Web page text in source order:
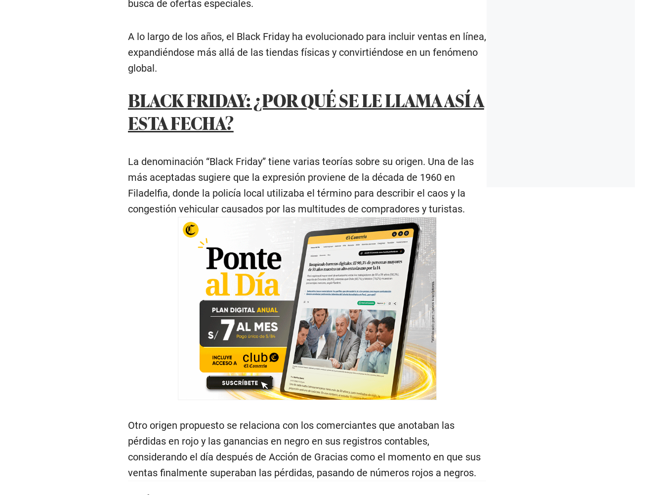
busca de ofertas especiales.
A lo largo de los años, el Black Friday ha evolucionado para incluir ventas en línea,
expandiéndose más allá de las tiendas físicas y convirtiéndose en un fenómeno
global.
BLACK FRIDAY: ¿POR QUÉ SE LE LLAMA ASÍ A
ESTA FECHA?
La denominación “Black Friday” tiene varias teorías sobre su origen. Una de las
más aceptadas sugiere que la expresión proviene de la década de 1960 en
Filadelfia, donde la policía local utilizaba el término para describir el caos y la
congestión vehicular causados por las multitudes de compradores y turistas.
Otro origen propuesto se relaciona con los comerciantes que anotaban las
pérdidas en rojo y las ganancias en negro en sus registros contables,
considerando el día después de Acción de Gracias como el momento en que sus
ventas finalmente superaban las pérdidas, pasando de números rojos a negros.